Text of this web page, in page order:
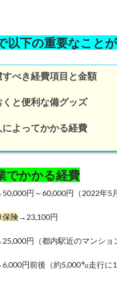
以下の重要なこと
べき経費項目と金額
と便利な備グッズ
よってかかる経費
でかかる経費
円～60,000円（2022年5
保険 →23,100円
円（都内駅近のマンショ
円前後（約5,000㌔走行に